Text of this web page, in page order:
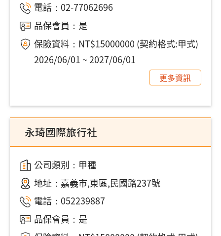
電話： 02-77062696
品保會員：是
保險資料：NT$15000000 (契約格式:甲式)
2026/06/01 ~ 2027/06/01
更多資訊
永琦國際旅行社
公司類別：甲種
地址： 嘉義市,東區,民國路237號
電話： 052239887
品保會員：是